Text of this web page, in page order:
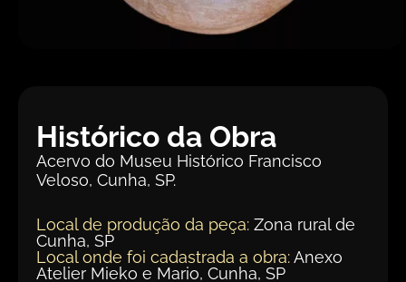
Histórico da Obra
Acervo do Museu Histórico Francisco
Veloso, Cunha, SP.
Local de produção da peça: Zona rural de
Cunha, SP
Local onde foi cadastrada a obra:Anexo
Atelier Mieko e Mario, Cunha, SP